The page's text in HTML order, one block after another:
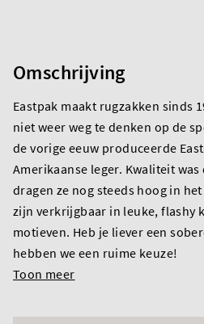
Omschrijving
Eastpak maakt rugzakken sinds
niet weer weg te denken op de
de vorige eeuw produceerde
Amerikaanse leger. Kwaliteit
dragen ze nog steeds hoog in
zijn verkrijgbaar in leuke, flashy
motieven. Heb je liever een
hebben we een ruime keuze!
Toon meer